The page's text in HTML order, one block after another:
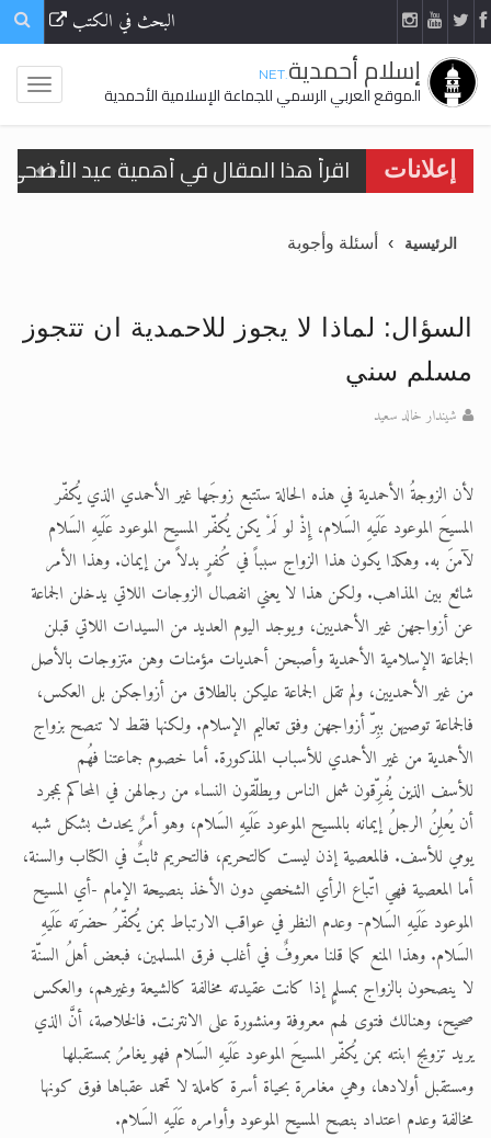
البحث في الكتب
إسلام أحمدية.NET
الموقع العربي الرسمي للجماعة الإسلامية الأحمدية
إعلانات
اقرأ هذا المقال في أهمية عيد
تعميم هامّ لأفراد الجماعة >> المزيد
تعميم هامّ لأفراد الجماعة >> المزيد
الحجّ.. دلالات، حِكم، وأهداف >> المزيد
اقرأ هذا المقال في أهمية عيد
الرئيسية أسئلة وأجوبة
السؤال: لماذا لا يجوز للاحمدية ان تتجوز
مسلم سني
شيندار خالد سعيد
لأن الزوجةُ الأحمدية في هذه الحالة ستتبع زوجَها غير الأحمدي الذي يُكفّر
المسيحَ الموعود عَلَيهِ السَلام، إِذْ لو لَمْ يكن يُكفّر المسيح الموعود عَلَيهِ السَلام
لآمنَ به. وهكذا يكون هذا الزواج سبباً في كُفرٍ بدلاً من إيمان. وهذا الأمر
شائع بين المذاهب. ولكن هذا لا يعني انفصال الزوجات اللاتي يدخلن الجماعة
عن أزواجهن غير الأحمديين، ويوجد اليوم العديد من السيدات اللاتي قبلن
الجماعة الإسلامية الأحمدية وأصبحن أحمديات مؤمنات وهن متزوجات بالأصل
من غير الأحمديين، ولم تقل الجماعة عليكن بالطلاق من أزواجكن بل العكس،
فالجماعة توصيهن ببِرّ أزواجهن وفق تعاليم الإسلام. ولكنها فقط لا تنصح بزواج
الأحمدية من غير الأحمدي للأسباب المذكورة. أما خصوم جماعتنا فهُم
للأسف الذين يُفرِّقون شمل الناس ويطلّقون النساء من رجالهن في المحاكم بمجرد
أن يُعلِنُ الرجلُ إيمانه بالمسيح الموعود عَلَيهِ السَلام، وهو أمرٌ يحدث بشكل شبه
يومي للأسف. فالمعصية إذن ليست كالتحريم، فالتحريم ثابتٌ في الكتاب والسنة،
أما المعصية فهي اتّباع الرأي الشخصي دون الأخذ بنصيحة الإمام -أي المسيح
الموعود عَلَيهِ السَلام- وعدم النظر في عواقب الارتباط بمن يُكفّرُ حضرَته عَلَيهِ
السَلام. وهذا المنع كما قلنا معروفٌ في أغلب فرق المسلمين، فبعض أهلُ السنّة
لا ينصحون بالزواج بمسلمٍ إذا كانت عقيدته مخالفة كالشيعة وغيرهم، والعكس
صحيح، وهنالك فتوى لهم معروفة ومنشورة على الانترنت. فالخلاصة، أنَّ الذي
يريد تزويج ابنته بمن يُكفّر المسيحَ الموعود عَلَيهِ السَلام فهو يغامرُ بمستقبلها
ومستقبل أولادها، وهي مغامرة بحياة أسرة كاملة لا تحمد عقباها فوق كونها
مخالفة وعدم اعتداد بنصح المسيح الموعود وأوامره عَلَيهِ السَلام.